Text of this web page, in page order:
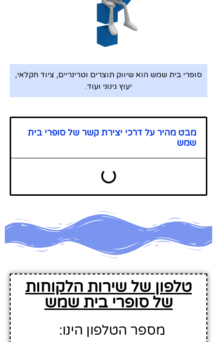
סופרי בית שמש הוא שיווק תוצרים וטרינריים, ציוד חקלאי,
יעוץ גינוני ועוד.
מבט מהיר על דרכי יצירת קשר של סופרי בית
שמש
טלפון של שירות הלקוחות
של סופרי בית שמש
מספר הטלפון הינו: